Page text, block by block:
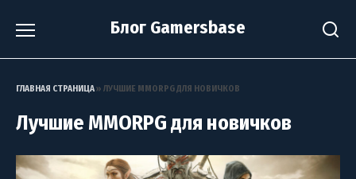
Блог Gamersbase
ГЛАВНАЯ СТРАНИЦА» ЛУЧШИЕ MMORPG ДЛЯ НОВИЧКОВ
Лучшие MMORPG для новичков